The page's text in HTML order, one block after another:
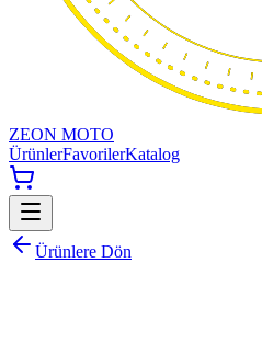
ZEON MOTO
ÜrünlerFavorilerKatalog
Ürünlere Dön